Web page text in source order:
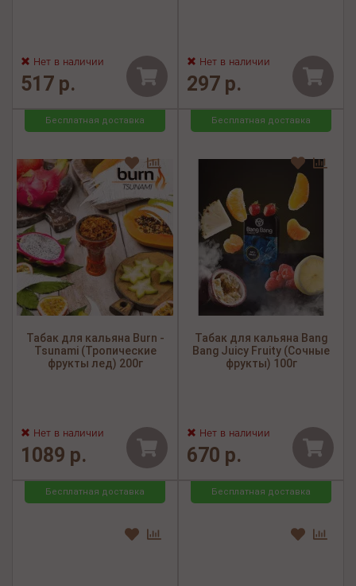
Нет в наличии
517 р.
Нет в наличии
297 р.
Бесплатная доставка
Табак для кальяна Burn -
Tsunami (Тропические
фрукты лед) 200г
Нет в наличии
1089 р.
Бесплатная доставка
Табак для кальяна Bang
Bang Juicy Fruity (Сочные
фрукты) 100г
Нет в наличии
670 р.
Бесплатная доставка Бесплатная доставка